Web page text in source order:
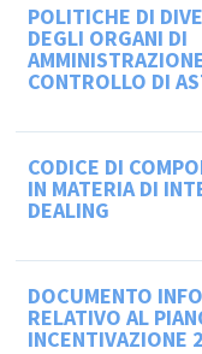
POLITICHE DI
DEGLI ORGANI DI
CONTROLLO DI
CODICE DI
IN MATERIA DI
DEALING
DOCUMENTO
RELATIVO AL
INCENTIVAZIONE